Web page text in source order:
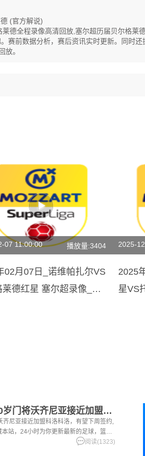
(官方解说)
德全程录像高清回放,塞尔超历届贝尔格
赛前数据分析，赛后资讯实时更新。同时
放。
07 11:00:00 播放量:3404
02月07日_诺维帕扎尔VS
莱德红星 塞尔超录像_全
2025-
2025
星VS
[五洲]罗马诺：40岁门将沃齐尼亚接近加盟科洛科洛，有望下周
齐尼亚接近加盟科洛科洛，有望下周签约,
站，24小时为你更新最新的足球，篮球
阅读(1323)